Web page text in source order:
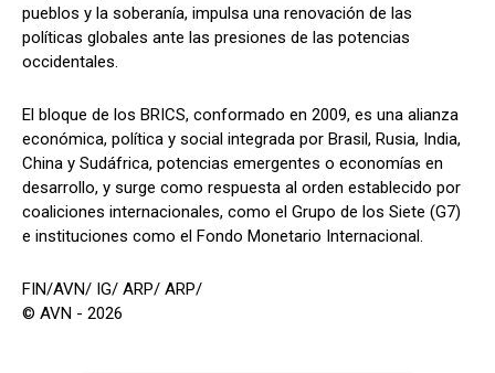
pueblos y la soberanía, impulsa una renovación de las
políticas globales ante las presiones de las potencias
occidentales.
El bloque de los BRICS, conformado en 2009, es una alianza
económica, política y social integrada por Brasil, Rusia, India,
China y Sudáfrica, potencias emergentes o economías en
desarrollo, y surge como respuesta al orden establecido por
coaliciones internacionales, como el Grupo de los Siete (G7)
e instituciones como el Fondo Monetario Internacional.
FIN/AVN/ IG/ ARP/ ARP/
© AVN - 2026